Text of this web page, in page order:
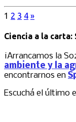
1 2 3 4 »
Ciencia a la carta:
¡Arrancamos la
ambiente y la
encontrarnos en
Escuchá el último